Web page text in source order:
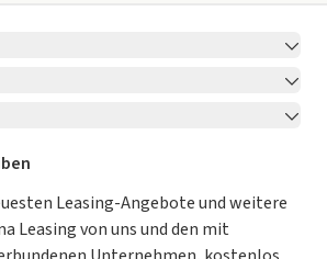
Leasing-Angebote und weitere
Leasing von uns und den mit